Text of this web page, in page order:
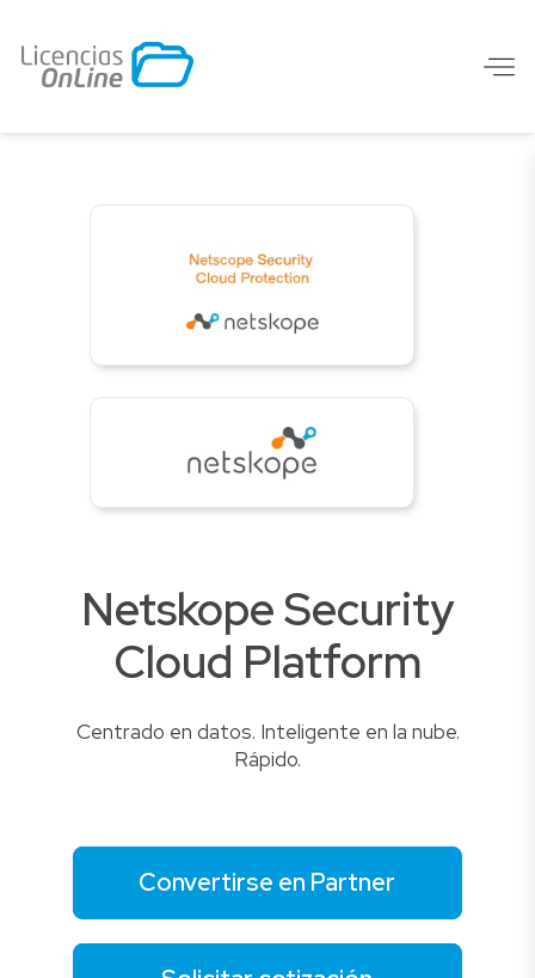
Netskope Security
Cloud Platform
Centrado en datos. Inteligente en la nube.
Rápido.
Convertirse en Partner